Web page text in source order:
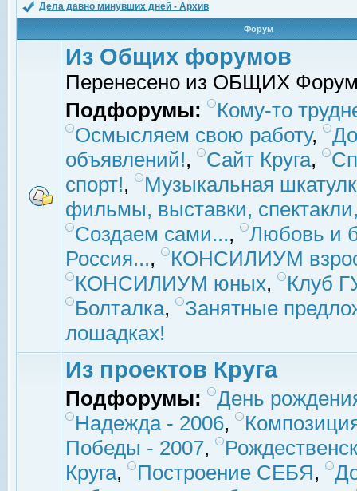
Дела давно минувших дней - Архив
Форум
Из Общих форумов
Перенесено из ОБЩИХ
Подфорумы:
Кому-то
Осмысляем свою работу,
объявлений!, Сайт Круга,
спорт!,
Музыкальная
фильмы, выставки,
Создаем сами...,
Любовь и
Россия...,
КОНСИЛИУМ
КОНСИЛИУМ юных,
Клуб
Болталка,
Занятные
лошадках!
Из проектов Круга
Подфорумы:
День
Надежда - 2006,
Победы - 2007,
Круга, Построение СЕБЯ,